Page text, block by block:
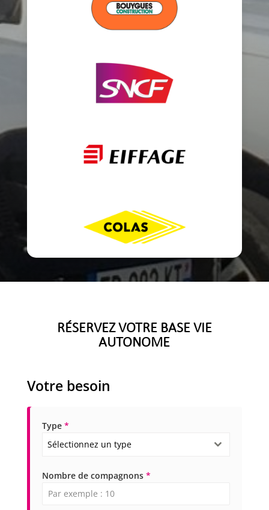
RÉSERVEZ VOTRE BASE VIE
AUTONOME
Votre besoin
Type *
Sélectionnez un type
Nombre de compagnons *